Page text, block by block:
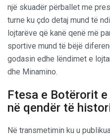
një skuadër përballet me
turne ku çdo detaj mund të
lojtarëve që kanë qenë më
sportive mund të bëjë
godasin edhe lëndimet e
dhe Minamino.
Ftesa e Botërorit
në qendër të
Në transmetimin ku u